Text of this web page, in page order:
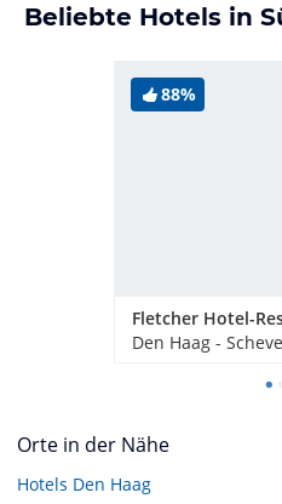
Beliebte Hotels in
88%
Orte in der Nähe
Hotels Den Haag